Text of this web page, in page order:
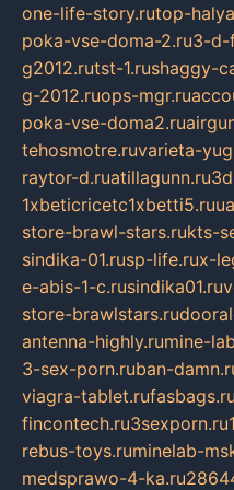
one-life-story.rutop-
poka-vse-doma-2.ru3-d-
g2012.rutst-1.rushaggy-
g-2012.ruops-mgr.ru
poka-vse-doma2.ru
tehosmotre.ruvarieta-
raytor-d.ruatillagunn.ru
1xbeticricetc1xbetti5.ru
store-brawl-stars.rukts-
sindika-01.rusp-life.rux-
e-abis-1-c.rusindika01.ru
store-brawlstars.ru
antenna-highly.rumine-
3-sex-porn.ruban-
viagra-tablet.rufasbags.ru
fincontech.ru3sexporn.ru
rebus-toys.ruminelab-
medsprawo-4-ka.ru